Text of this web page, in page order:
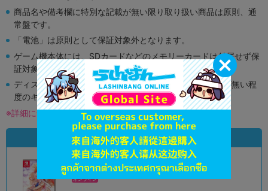
商品名や備考欄に特別な記載が無い限り取り扱い商品は原則、通
常盤です。
「電池」は原則として保証対象外となります。
ゲーム機本体には、SDカードなどのメモリーカードは付属せず保
証対象外となります。
ディスク類の読み取り面のキズに関しまして再生に支障が無い程
度のキズがある場合がございます。
※詳細につきましてはコチラ
状態違いの同一商品
状態 :A
オンライン